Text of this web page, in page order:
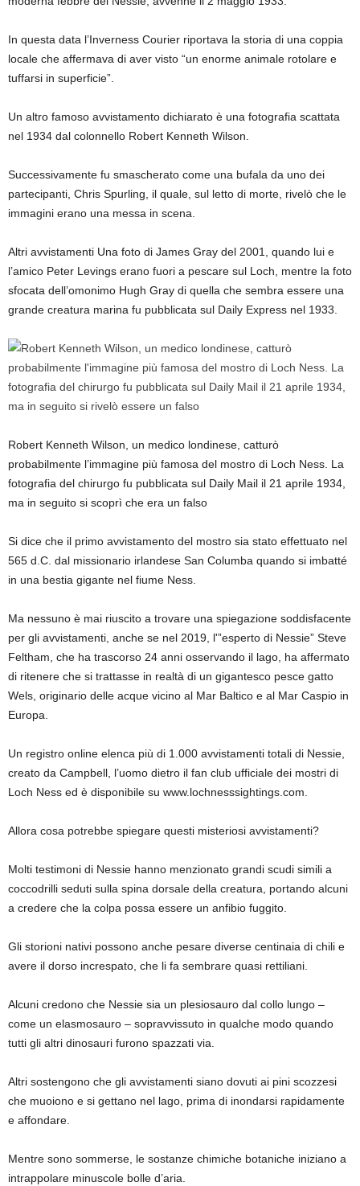
In questa data l’Inverness Courier riportava la storia di una coppia
locale che affermava di aver visto “un enorme animale rotolare e
tuffarsi in superficie”.
Un altro famoso avvistamento dichiarato è una fotografia scattata
nel 1934 dal colonnello Robert Kenneth Wilson.
Successivamente fu smascherato come una bufala da uno dei
partecipanti, Chris Spurling, il quale, sul letto di morte, rivelò che le
immagini erano una messa in scena.
Altri avvistamenti Una foto di James Gray del 2001, quando lui e
l’amico Peter Levings erano fuori a pescare sul Loch, mentre la foto
sfocata dell’omonimo Hugh Gray di quella che sembra essere una
grande creatura marina fu pubblicata sul Daily Express nel 1933.
Robert Kenneth Wilson, un medico londinese, catturò
probabilmente l’immagine più famosa del mostro di Loch Ness. La
fotografia del chirurgo fu pubblicata sul Daily Mail il 21 aprile 1934,
ma in seguito si scoprì che era un falso
Si dice che il primo avvistamento del mostro sia stato effettuato nel
565 d.C. dal missionario irlandese San Columba quando si imbatté
in una bestia gigante nel fiume Ness.
Ma nessuno è mai riuscito a trovare una spiegazione soddisfacente
per gli avvistamenti, anche se nel 2019, l'”esperto di Nessie” Steve
Feltham, che ha trascorso 24 anni osservando il lago, ha affermato
di ritenere che si trattasse in realtà di un gigantesco pesce gatto
Wels, originario delle acque vicino al Mar Baltico e al Mar Caspio in
Europa.
Un registro online elenca più di 1.000 avvistamenti totali di Nessie,
creato da Campbell, l’uomo dietro il fan club ufficiale dei mostri di
Loch Ness ed è disponibile su www.lochnesssightings.com.
Allora cosa potrebbe spiegare questi misteriosi avvistamenti?
Molti testimoni di Nessie hanno menzionato grandi scudi simili a
coccodrilli seduti sulla spina dorsale della creatura, portando alcuni
a credere che la colpa possa essere un anfibio fuggito.
Gli storioni nativi possono anche pesare diverse centinaia di chili e
avere il dorso increspato, che li fa sembrare quasi rettiliani.
Alcuni credono che Nessie sia un plesiosauro dal collo lungo –
come un elasmosauro – sopravvissuto in qualche modo quando
tutti gli altri dinosauri furono spazzati via.
Altri sostengono che gli avvistamenti siano dovuti ai pini scozzesi
che muoiono e si gettano nel lago, prima di inondarsi rapidamente
e affondare.
Mentre sono sommerse, le sostanze chimiche botaniche iniziano a
intrappolare minuscole bolle d’aria.